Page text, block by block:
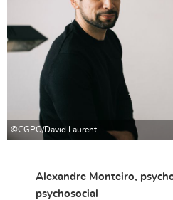
©CGPO/David Laurent
Alexandre Monteiro,
psychosocial